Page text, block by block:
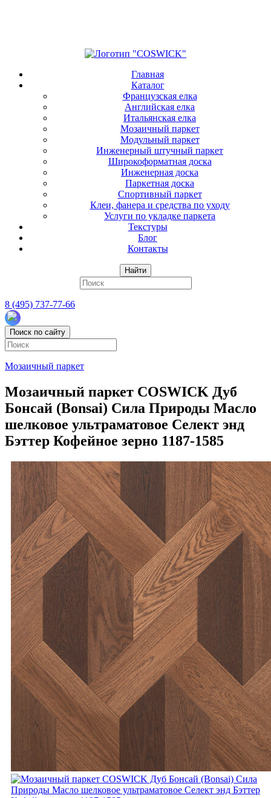
Главная
Каталог
Французская елка
Английская елка
Итальянская елка
Мозаичный паркет
Модульный паркет
Инженерный штучный паркет
Широкоформатная доска
Инженерная доска
Паркетная доска
Спортивный паркет
Клеи, фанера и средства по уходу
Услуги по укладке паркета
Текстуры
Блог
Контакты
Найти
8 (495) 737-77-66
Поиск по сайту
Мозаичный паркет
Мозаичный паркет COSWICK Дуб
Бонсай (Bonsai) Сила Природы Масло
шелковое ультраматовое Селект энд
Бэттер Кофейное зерно 1187-1585